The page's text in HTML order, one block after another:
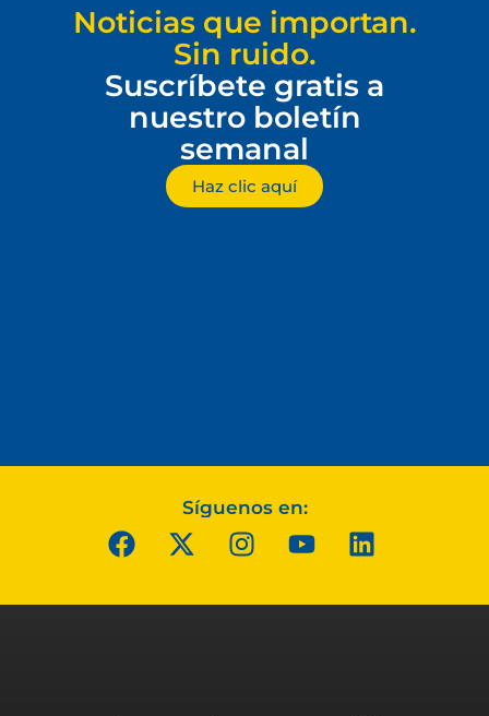
Noticias que importan.
Sin ruido.
Suscríbete gratis a
nuestro boletín
semanal
Haz clic aquí
Síguenos en: